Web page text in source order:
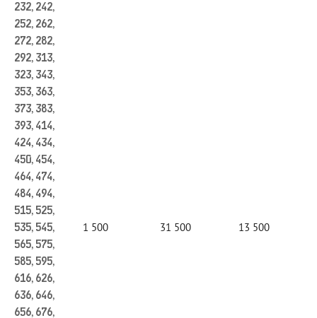
232, 242,
252, 262,
272, 282,
292, 313,
323, 343,
353, 363,
373, 383,
393, 414,
424, 434,
450, 454,
464, 474,
484, 494,
515, 525,
535, 545,
565, 575,
585, 595,
616, 626,
636, 646,
656, 676,
1 500 31 500 13 500